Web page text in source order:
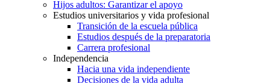
Hijos adultos: Garantizar el apoyo
Estudios universitarios y vida profesional
Transición de la escuela pública
Estudios después de la preparatoria
Carrera profesional
Independencia
Hacia una vida independiente
Decisiones de la vida adulta